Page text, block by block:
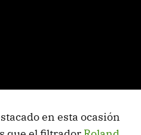
en esta ocasión